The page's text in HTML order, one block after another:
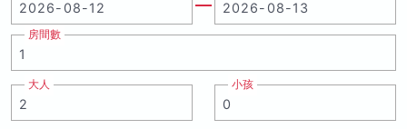
房間數
大人 小孩